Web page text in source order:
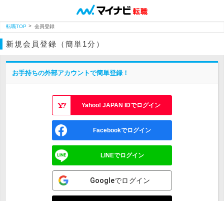
転職TOP 会員登録
新規会員登録（簡単1分）
お手持ちの外部アカウントで簡単登録！
Yahoo! JAPAN IDでログイン
Facebookでログイン
LINEでログイン
Googleでログイン